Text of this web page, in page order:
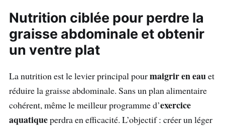
Nutrition ciblée pour perdre la
graisse abdominale et obtenir
un ventre plat
La nutrition est le levier principal pourmaigrir en eauet
réduire la graisse abdominale. Sans un plan alimentaire
cohérent, même le meilleur programme d’exercice
aquatiqueperdra en efficacité. L’objectif : créer un léger